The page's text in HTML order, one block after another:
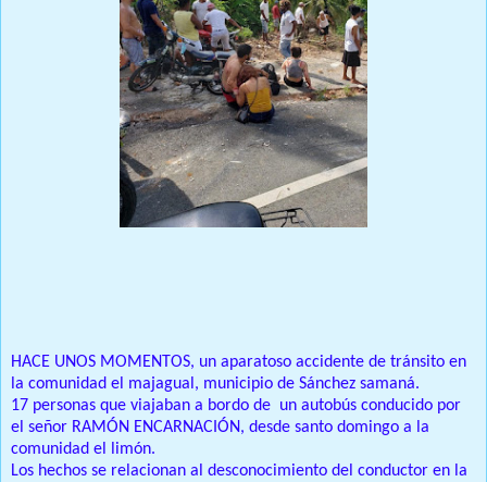
HACE UNOS MOMENTOS, un aparatoso accidente de tránsito en
la comunidad el majagual, municipio de Sánchez samaná.
17 personas que viajaban a bordo de un autobús conducido por
el señor RAMÓN ENCARNACIÓN, desde santo domingo a la
comunidad el limón.
Los hechos se relacionan al desconocimiento del conductor en la